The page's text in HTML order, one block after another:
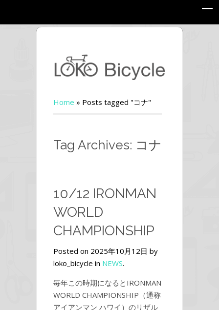
Home » Posts tagged "コナ"
Tag Archives: コナ
10/12 IRONMAN
WORLD
CHAMPIONSHIP
Posted on 2025年10月12日 by
loko_bicycle in NEWS.
毎年この時期になるとIRONMAN
WORLD CHAMPIONSHIP（通称
アイアンマン ハワイ）のリザル